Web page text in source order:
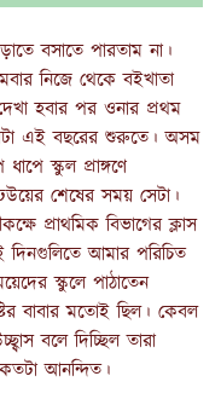
বসাতে পারতাম না।
নিজে থেকে বইখাতা
হবার পর ওনার প্রথম
এই বছরের শুরুতে। অসম
স্কুল প্রাঙ্গণে
শেষের সময় সেটা।
প্রাথমিক বিভাগের ক্লাস
আমার পরিচিত
স্কুলে পাঠাতেন
বাবার মতোই ছিল। কেবল
বলে দিচ্ছিল তারা
কতটা আনন্দিত।